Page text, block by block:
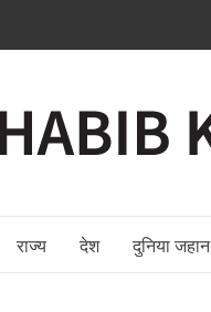
राज्य देश दुनिया जहान